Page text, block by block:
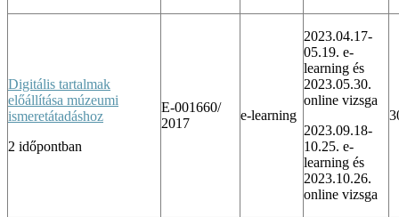
Digitális tartalmak
előállítása múzeumi
ismeretátadáshoz
2 időpontban
E-001660/
2017
e-learning
2023.04.17-
05.19. e-
learning és
2023.05.30.
online vizsga
2023.09.18-
10.25. e-
learning és
2023.10.26.
online vizsga